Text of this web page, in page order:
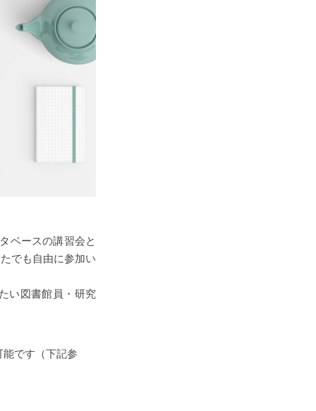
ベースの講習会と
でも自由に参加い
い図書館員・研究
能です（下記参